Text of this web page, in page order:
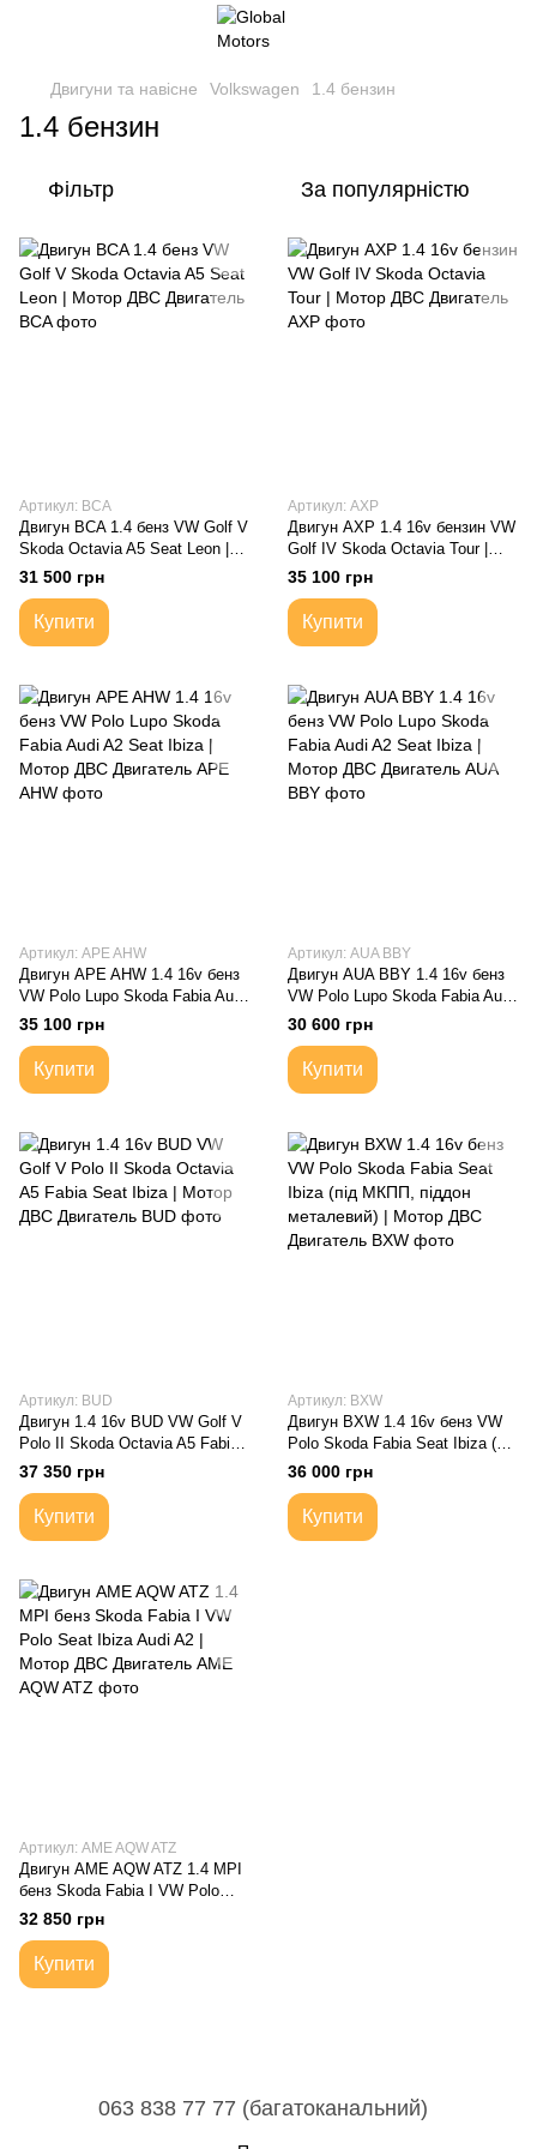
Двигуни та навісне Volkswagen 1.4 бензин
1.4 бензин
Фільтр За популярністю
Артикул: BCA
Двигун BCA 1.4 бенз VW Golf V
Skoda Octavia A5 Seat Leon |
Мотор ДВС Двигатель
31 500 грн
Купити
Артикул: AXP
Двигун AXP 1.4 16v бензин VW
Golf IV Skoda Octavia Tour |
Мотор ДВС Двигатель
35 100 грн
Купити
Артикул: APE AHW
Двигун APE AHW 1.4 16v бенз
VW Polo Lupo Skoda Fabia Audi
A2 Seat Ibiza | Мотор ДВС
Двигатель
35 100 грн
Купити
Артикул: AUA BBY
Двигун AUA BBY 1.4 16v бенз
VW Polo Lupo Skoda Fabia Audi
A2 Seat Ibiza | Мотор ДВС
Двигатель
30 600 грн
Купити
Артикул: BUD
Двигун 1.4 16v BUD VW Golf V
Polo II Skoda Octavia A5 Fabia
Seat Ibiza | Мотор ДВС
Двигатель
37 350 грн
Купити
Артикул: BXW
Двигун BXW 1.4 16v бенз VW
Polo Skoda Fabia Seat Ibiza (під
МКПП, піддон металевий) |
Мотор ДВС Двигатель
36 000 грн
Купити
Артикул: AME AQW ATZ
Двигун AME AQW ATZ 1.4 MPI
бенз Skoda Fabia I VW Polo
Seat Ibiza Audi A2 | Мотор ДВС
Двигатель
32 850 грн
Купити
063 838 77 77 (багатоканальний)